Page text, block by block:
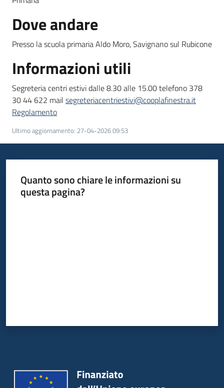
Dove andare
Presso la scuola primaria Aldo Moro, Savignano sul Rubicone
Informazioni utili
Segreteria centri estivi dalle 8.30 alle 15.00 telefono 378
30 44 622 mail segreteriacentriestivi@cooplafinestra.it
Regolamento
Ultimo aggiornamento: 27-04-2026 09:53
Quanto sono chiare le informazioni su
questa pagina?